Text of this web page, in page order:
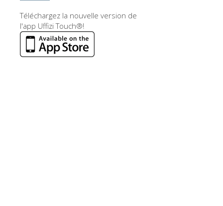
Téléchargez la nouvelle version de
l'app Uffizi Touch®!